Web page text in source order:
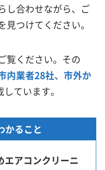
し合わせながら、ご
つけてください。
覧ください。その
内業者28社、 市外か
ています。
かること
エアコンクリーニ